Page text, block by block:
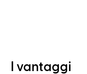
I vantaggi